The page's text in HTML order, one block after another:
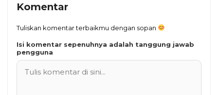
Komentar
Tuliskan komentar terbaikmu dengan sopan
Isi komentar sepenuhnya adalah tanggung jawab
pengguna